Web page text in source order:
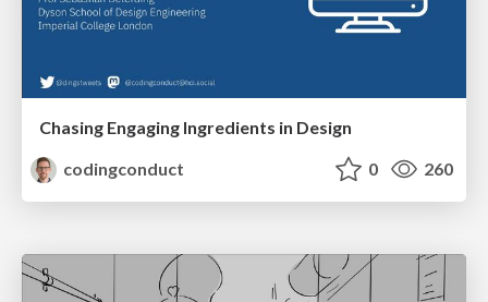
Chasing Engaging Ingredients in Design
codingconduct
0 260